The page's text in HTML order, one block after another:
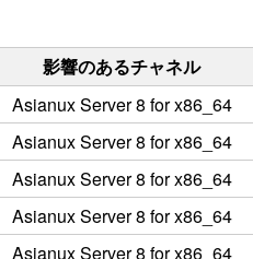
影響のあるチャネル
Asianux Server 8 for x86_64
Asianux Server 8 for x86_64
Asianux Server 8 for x86_64
Asianux Server 8 for x86_64
Asianux Server 8 for x86_64